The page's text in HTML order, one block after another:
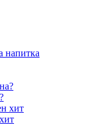
напитка